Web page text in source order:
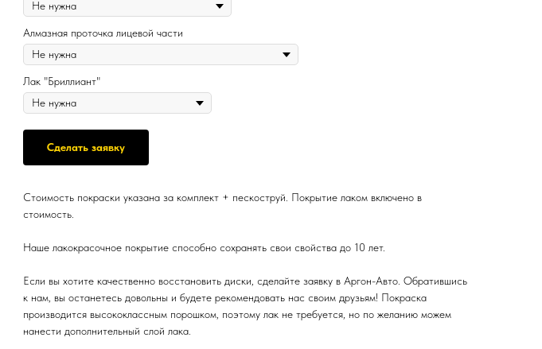
Алмазная проточка лицевой части
Лак "Бриллиант"
Сделать заявку
Стоимость покраски указана за комплект + пескоструй. Покрытие лаком включено в
стоимость.
Наше лакокрасочное покрытие способно сохранять свои свойства до 10 лет.
Если вы хотите качественно восстановить диски, сделайте заявку в Аргон-Авто. Обратившись
к нам, вы останетесь довольны и будете рекомендовать нас своим друзьям! Покраска
производится высококлассным порошком, поэтому лак не требуется, но по желанию можем
нанести дополнительный слой лака.